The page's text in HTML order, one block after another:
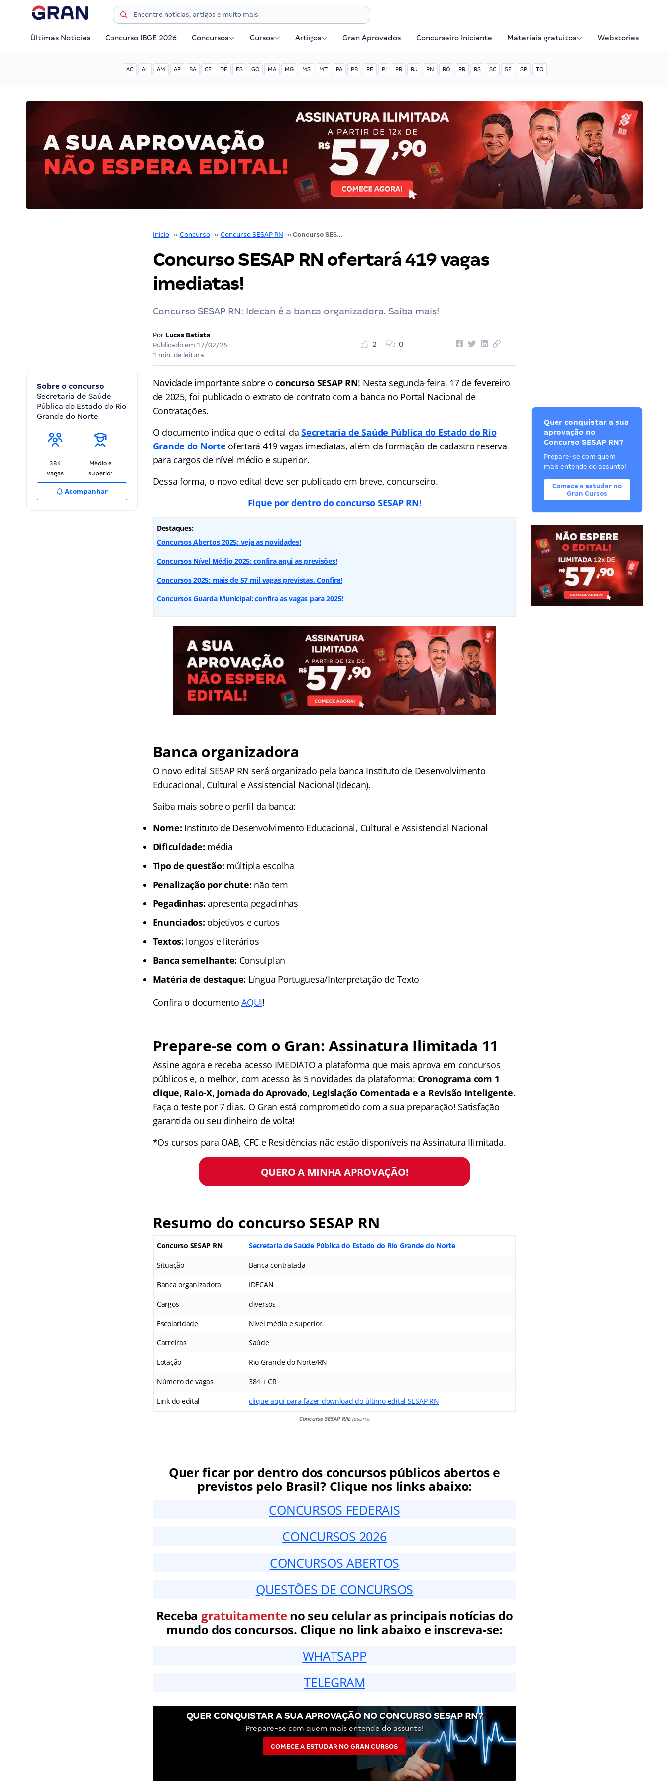
Últimas Notícias Concurso IBGE 2026 Concursos Cursos Artigos Gran Aprovados Concurseiro Iniciante Materiais gratuitos Webstories
AC AL AM AP BA CE DF ES GO MA MG MS MT PA PB PE PI PR RJ RN RO RR RS SC SE SP TO
Início ›› Concurso ›› Concurso SESAP RN ›› Concurso SESAP RN ofertará 419 vagas imediatas!
Concurso SESAP RN ofertará 419 vagas
imediatas!
Concurso SESAP RN: Idecan é a banca organizadora. Saiba mais!
Por Lucas Batista
Publicado em 17/02/25
1 min. de leitura
2 0
Sobre o concurso
Secretaria de Saúde
Pública do Estado do Rio
Grande do Norte
384
vagas
Médio e
superior
Acompanhar
Novidade importante sobre oconcurso SESAP RN! Nesta segunda-feira, 17 de fevereiro
de 2025, foi publicado o extrato de contrato com a banca no Portal Nacional de
Contratações.
O documento indica que o edital daSecretaria de Saúde Pública do Estado do Rio
Grande do Norte ofertará 419 vagas imediatas, além da formação de cadastro reserva
para cargos de nível médio e superior.
Dessa forma, o novo edital deve ser publicado em breve, concurseiro.
Fique por dentro do concurso SESAP RN!
Destaques:
Concursos Abertos 2025: veja as novidades!
Concursos Nível Médio 2025: confira aqui as previsões!
Concursos 2025: mais de 57 mil vagas previstas. Confira!
Concursos Guarda Municipal: confira as vagas para 2025!
Banca organizadora
O novo edital SESAP RN será organizado pela banca Instituto de Desenvolvimento
Educacional, Cultural e Assistencial Nacional (Idecan).
Saiba mais sobre o perfil da banca:
Nome: Instituto de Desenvolvimento Educacional, Cultural e Assistencial Nacional
Dificuldade: média
Tipo de questão: múltipla escolha
Penalização por chute: não tem
Pegadinhas: apresenta pegadinhas
Enunciados: objetivos e curtos
Textos: longos e literários
Banca semelhante: Consulplan
Matéria de destaque: Língua Portuguesa/Interpretação de Texto
Confira o documentoAQUI!
Prepare-se com o Gran: Assinatura Ilimitada 11
Assine agora e receba acesso IMEDIATO a plataforma que mais aprova em concursos
públicos e, o melhor, com acesso às 5 novidades da plataforma: Cronograma com 1
clique, Raio-X, Jornada do Aprovado, Legislação Comentada e a Revisão Inteligente.
Faça o teste por 7 dias. O Gran está comprometido com a sua preparação! Satisfação
garantida ou seu dinheiro de volta!
*Os cursos para OAB, CFC e Residências não estão disponíveis na Assinatura Ilimitada.
QUERO A MINHA APROVAÇÃO!
Resumo do concurso SESAP RN
Concurso SESAP RN Secretaria de Saúde Pública do Estado do Rio Grande do Norte
Situação Banca contratada
Banca organizadora IDECAN
Cargos diversos
Escolaridade Nível médio e superior
Carreiras Saúde
Lotação Rio Grande do Norte/RN
Número de vagas 384 + CR
Link do edital clique aqui para fazer download do último edital SESAP RN
Concurso SESAP RN: resumo
Quer ficar por dentro dos concursos públicos abertos e
previstos pelo Brasil? Clique nos links abaixo:
CONCURSOS FEDERAIS
CONCURSOS 2026
CONCURSOS ABERTOS
QUESTÕES DE CONCURSOS
Receba gratuitamenteno seu celular as principais notícias do
mundo dos concursos. Clique no link abaixo e inscreva-se:
WHATSAPP
TELEGRAM
QUER CONQUISTAR A SUA APROVAÇÃO NO CONCURSO SESAP RN?
Prepare-se com quem mais entende do assunto!
COMECE A ESTUDAR NO GRAN CURSOS
Quer conquistar a sua
aprovação no
Concurso SESAP RN?
Prepare-se com quem
mais entende do assunto!
Comece a estudar no
Gran Cursos